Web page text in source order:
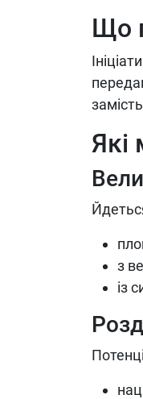
Що
замість
Які
з
із